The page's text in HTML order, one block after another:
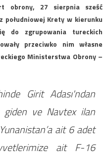
obrony, 27 sierpnia sześć
południowej Krety w kierunku
do zgrupowania tureckich
przeciwko nim własne
Ministerstwa Obrony –
Girit Adası'ndan
giden ve Navtex ilan
ait 6 adet
ait F-16